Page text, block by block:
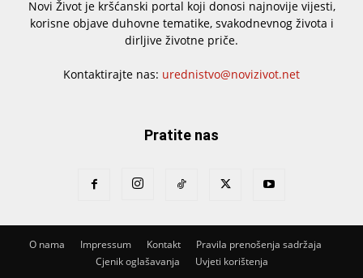
Novi Život je kršćanski portal koji donosi najnovije vijesti,
korisne objave duhovne tematike, svakodnevnog života i
dirljive životne priče.
Kontaktirajte nas: urednistvo@novizivot.net
Pratite nas
O nama Impressum Kontakt
Pravila prenošenja sadržaja
Cjenik oglašavanja
Uvjeti korištenja